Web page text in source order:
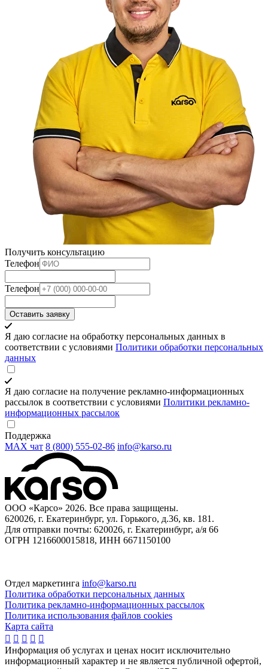
Получить консультацию
Телефон
Телефон
Оставить заявку
Я даю согласие на обработку персональных данных в
соответствии с условиями Политики обработки персональных
данных
Я даю согласие на получение рекламно-информационных
рассылок в соответствии с условиями Политики рекламно-
информационных рассылок
Поддержка
MAX чат 8 (800) 555‑02‑86 info@karso.ru
ООО «Карсо» 2026. Все права защищены.
620026, г. Екатеринбург, ул. Горького, д.36, кв. 181.
Для отправки почты: 620026, г. Екатеринбург, а/я 66
ОГРН 1216600015818, ИНН 6671150100
Отдел маркетинга info@karso.ru
Политика обработки персональных данных
Политика рекламно-информационных рассылок
Политика использования файлов cookies
Карта сайта
    
Информация об услугах и ценах носит исключительно
информационный характер и не является публичной офертой,